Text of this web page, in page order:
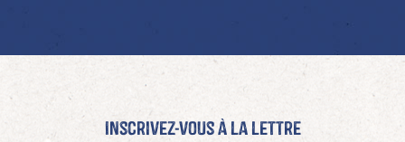
Inscrivez-vous à La Lettre